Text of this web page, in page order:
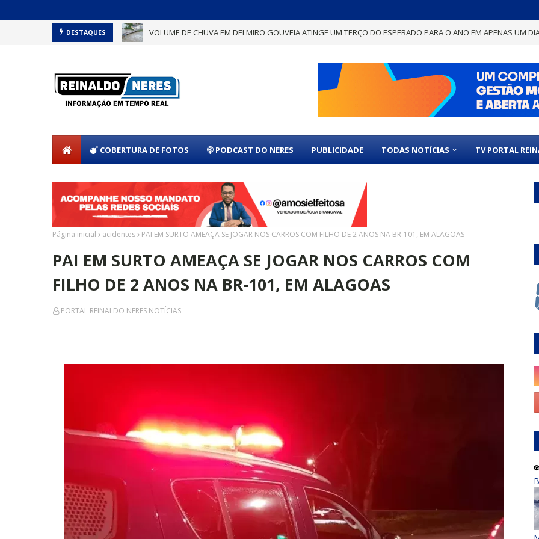
DESTAQUES VOLUME DE CHUVA EM DELMIRO GOUVEIA ATINGE UM TERÇO DO ESPERADO PARA O ANO EM APENAS UM
COBERTURA DE FOTOS PODCAST DO NERES PUBLICIDADE TODAS NOTÍCIAS TV PORTAL
Página inicial acidentes PAI EM SURTO AMEAÇA SE JOGAR NOS CARROS COM FILHO DE 2 ANOS NA BR-101, EM ALAGOAS
PAI EM SURTO AMEAÇA SE JOGAR NOS CARROS COM
FILHO DE 2 ANOS NA BR-101, EM ALAGOAS
PORTAL REINALDO NERES NOTÍCIAS